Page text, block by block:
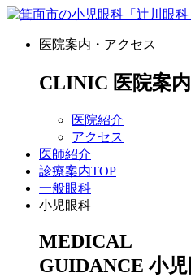
医院案内・アクセス
CLINIC 医院案
医院紹介
アクセス
医師紹介
診療案内TOP
一般眼科
小児眼科
MEDICAL
GUIDANCE 小